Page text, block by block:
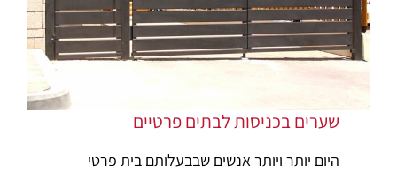
שערים בכניסות לבתים פרטיים
היום יותר ויותר אנשים שבבעלותם בית פרטי